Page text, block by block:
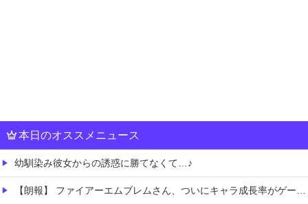
本日のオススメニュース
幼馴染み彼女からの誘惑に勝てなくて…♪
【朗報】 ファイアーエムブレムさん、ついにキャラ成長率がゲーム内で見れるようになる